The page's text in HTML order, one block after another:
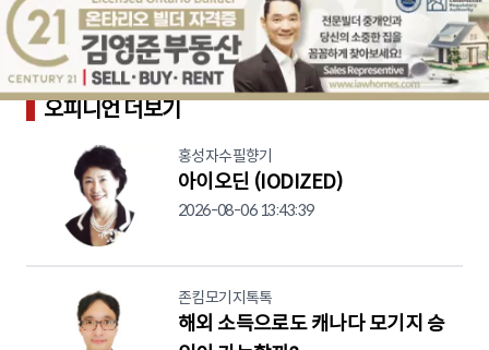
오피니언 더보기
홍성자수필향기
아이오딘 (IODIZED)
2026-08-06 13:43:39
존킴모기지톡톡
해외 소득으로도 캐나다 모기지 승